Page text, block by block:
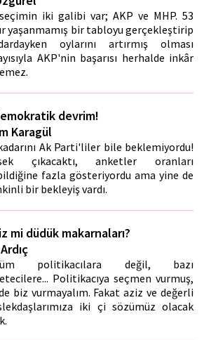
iki galibi var; AKP ve MHP. 53
yaşanmamış bir tabloyu gerçekleştirip
oylarını artırmış olması
AKP'nin başarısı herhalde inkâr
devrim!
Karagül
Ak Parti'liler bile beklemiyordu!
çıkacaktı, anketler oranları
fazla gösteriyordu ama yine de
bir bekleyiş vardı.
mi düdük makarnaları?
politikacılara değil, bazı
Politikacıya seçmen vurmuş,
biz vurmayalım. Fakat aziz ve değerli
iki çift sözümüz olacak